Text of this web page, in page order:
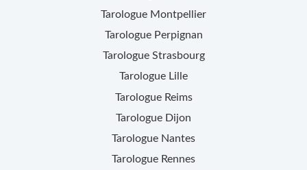
Tarologue Montpellier
Tarologue Perpignan
Tarologue Strasbourg
Tarologue Lille
Tarologue Reims
Tarologue Dijon
Tarologue Nantes
Tarologue Rennes